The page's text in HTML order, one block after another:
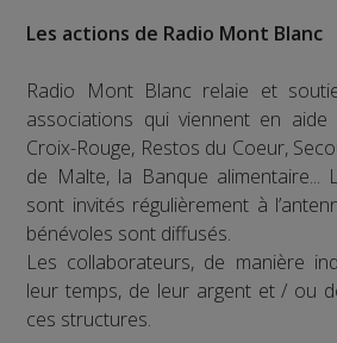
Les actions de Radio Mont Blanc
Radio Mont Blanc relaie et
associations qui viennent en
Croix-Rouge, Restos du Coeur,
de Malte, la Banque alimentaire...
sont invités régulièrement à
bénévoles sont diffusés.
Les collaborateurs, de manière
leur temps, de leur argent et / ou
ces structures.